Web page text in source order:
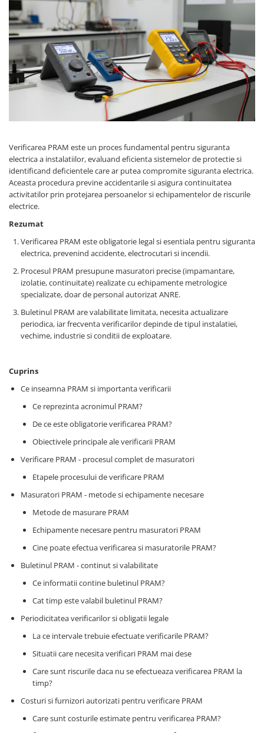
Busbar si pieptene sigurante
AFDD - Sigurante & dispozitive de
detectare
Protectii diferentiale
Protectii diferentiale RCCB
Diferential RCCB tip A
Diferential RCCB tip AC
Protectii diferentiale RCBO
Diferential RCBO curba C tip A
Diferential RCBO curba B tip AC
Diferential RCBO curba C tip AC
Aparataj modular divers
Protectii motor
Relee de suprasarcina
Accesorii contactoare si protectii
motor
Soft startere, relee
Soft startere
Relee monitorizare
Relee siguranta
Relee statice
Relee timp
Automatizări industriale
Automate programabile (PLC)
Relee inteligente (LOGO)
Panouri operatoare (HMI)
Surse de tensiune
Controlere pentru automatizari
Switch-uri si comunicatii
Convertizoare frecvenţă
Invertoare (Convertizoare)
Accesorii convertizoare frecventa
Senzori
Cabluri senzori
Senzori inductivi
Senzori optici
Senzori presiune
Senzori temperatura
Verificarea PRAM este un proces fundamental pentru siguranta
electrica a instalatiilor, evaluand eficienta sistemelor de protectie si
identificand deficientele care ar putea compromite siguranta electrica.
Aceasta procedura previne accidentarile si asigura continuitatea
activitatilor prin protejarea persoanelor si echipamentelor de riscurile
electrice.
Rezumat
Verificarea PRAM este obligatorie legal si esentiala pentru siguranta
electrica, prevenind accidente, electrocutari si incendii.
Procesul PRAM presupune masuratori precise (impamantare,
izolatie, continuitate) realizate cu echipamente metrologice
specializate, doar de personal autorizat ANRE.
Buletinul PRAM are valabilitate limitata, necesita actualizare
periodica, iar frecventa verificarilor depinde de tipul instalatiei,
vechime, industrie si conditii de exploatare.
Cuprins
Ce inseamna PRAM si importanta verificarii
Ce reprezinta acronimul PRAM?
De ce este obligatorie verificarea PRAM?
Obiectivele principale ale verificarii PRAM
Verificare PRAM - procesul complet de masuratori
Etapele procesului de verificare PRAM
Masuratori PRAM - metode si echipamente necesare
Metode de masurare PRAM
Echipamente necesare pentru masuratori PRAM
Cine poate efectua verificarea si masuratorile PRAM?
Buletinul PRAM - continut si valabilitate
Ce informatii contine buletinul PRAM?
Cat timp este valabil buletinul PRAM?
Periodicitatea verificarilor si obligatii legale
La ce intervale trebuie efectuate verificarile PRAM?
Situatii care necesita verificari PRAM mai dese
Care sunt riscurile daca nu se efectueaza verificarea PRAM la
timp?
Costuri si furnizori autorizati pentru verificare PRAM
Care sunt costurile estimate pentru verificarea PRAM?